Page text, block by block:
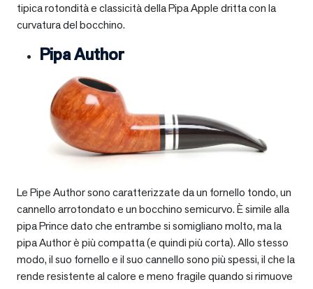
tipica rotondità e classicità della Pipa Apple dritta con la
curvatura del bocchino.
Pipa Author
Le Pipe Author sono caratterizzate da un fornello tondo, un
cannello arrotondato e un bocchino semicurvo. È simile alla
pipa Prince dato che entrambe si somigliano molto, ma la
pipa Author è più compatta (e quindi più corta). Allo stesso
modo, il suo fornello e il suo cannello sono più spessi, il che la
rende resistente al calore e meno fragile quando si rimuove